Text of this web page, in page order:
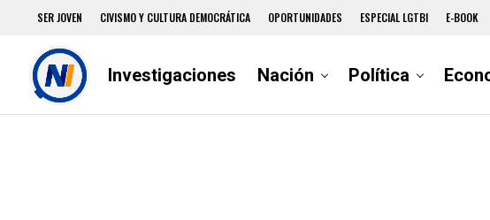
SER JOVEN CIVISMO Y CULTURA DEMOCRÁTICA OPORTUNIDADES ESPECIAL LGTBI E-BOOK
Investigaciones Nación Política